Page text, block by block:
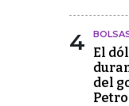
4
El
del
Petro